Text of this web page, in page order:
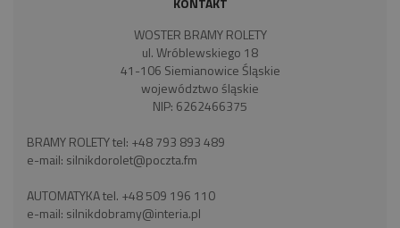
WOSTER BRAMY ROLETY
ul. Wróblewskiego 18
41-106 Siemianowice Śląskie
województwo śląskie
NIP: 6262466375
BRAMY ROLETY tel: +48 793 893 489
e-mail: silnikdorolet@poczta.fm
AUTOMATYKA tel. +48 509 196 110
e-mail: silnikdobramy@interia.pl